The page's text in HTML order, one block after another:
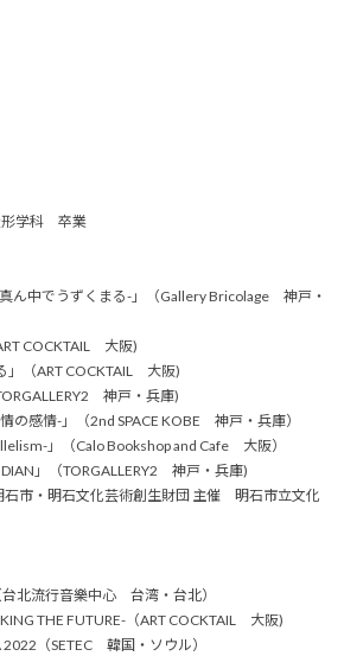
形学科 卒業
ん中でうずくまる-」（Gallery Bricolage 神戸・
COCKTAIL 大阪)
」（ART COCKTAIL 大阪)
神戸・兵庫)
の感情-」（2nd SPACE KOBE 神戸・兵庫）
」（Calo Bookshop and Cafe 大阪）
」（TORGALLERY2 神戸・兵庫)
石市・明石文化芸術創生財団 主催 明石市立文化
北流行音樂中心 台湾・台北）
THE FUTURE-（ART COCKTAIL 大阪)
2022（SETEC 韓国・ソウル）